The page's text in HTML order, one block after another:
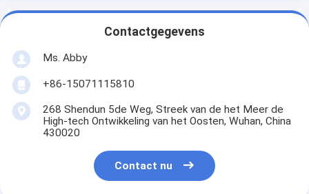
Contactgegevens
Ms. Abby
+86-15071115810
268 Shendun 5de Weg, Streek van de het Meer de
High-tech Ontwikkeling van het Oosten, Wuhan, China
430020
Contact nu